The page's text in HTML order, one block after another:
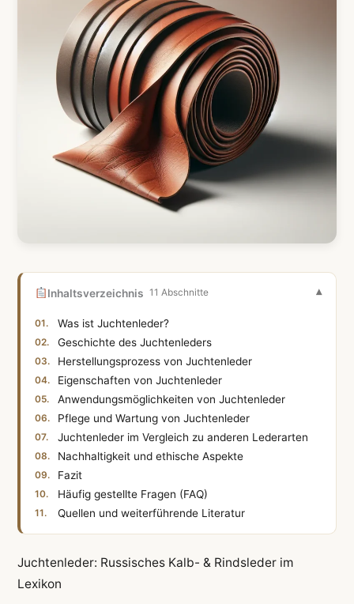
Inhaltsverzeichnis 11 Abschnitte
Was ist Juchtenleder?
Geschichte des Juchtenleders
Herstellungsprozess von Juchtenleder
Eigenschaften von Juchtenleder
Anwendungsmöglichkeiten von Juchtenleder
Pflege und Wartung von Juchtenleder
Juchtenleder im Vergleich zu anderen Lederarten
Nachhaltigkeit und ethische Aspekte
Fazit
Häufig gestellte Fragen (FAQ)
Quellen und weiterführende Literatur
Juchtenleder: Russisches Kalb- & Rindsleder im
Lexikon